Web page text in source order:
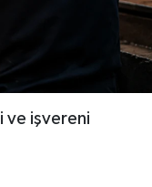
ve işvereni